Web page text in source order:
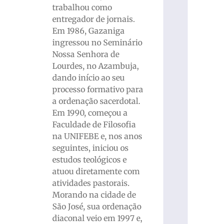
trabalhou como
entregador de jornais.
Em 1986, Gazaniga
ingressou no Seminário
Nossa Senhora de
Lourdes, no Azambuja,
dando início ao seu
processo formativo para
a ordenação sacerdotal.
Em 1990, começou a
Faculdade de Filosofia
na UNIFEBE e, nos anos
seguintes, iniciou os
estudos teológicos e
atuou diretamente com
atividades pastorais.
Morando na cidade de
São José, sua ordenação
diaconal veio em 1997 e,